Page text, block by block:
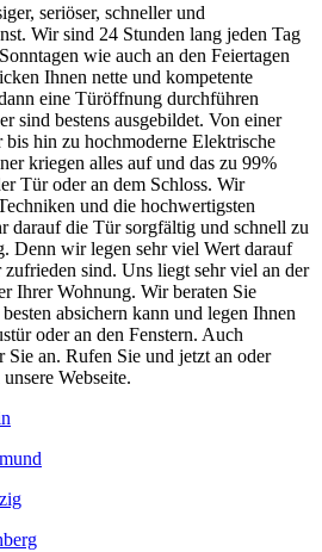
seriöser, schneller und
Wir sind 24 Stunden lang jeden Tag
wie auch an den Feiertagen
Ihnen nette und kompetente
eine Türöffnung durchführen
sind bestens ausgebildet. Von einer
hin zu hochmoderne Elektrische
kriegen alles auf und das zu 99%
Tür oder an dem Schloss. Wir
und die hochwertigsten
darauf die Tür sorgfältig und schnell zu
Denn wir legen sehr viel Wert darauf
zufrieden sind. Uns liegt sehr viel an der
Ihrer Wohnung. Wir beraten Sie
absichern kann und legen Ihnen
oder an den Fenstern. Auch
an. Rufen Sie und jetzt an oder
Webseite.